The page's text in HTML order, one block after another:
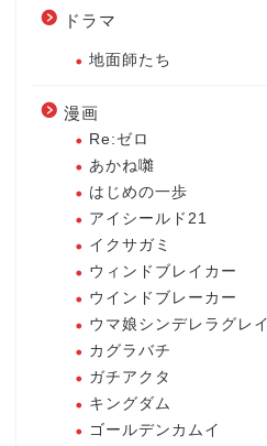
ドラマ
地面師たち
漫画
Re:ゼロ
あかね囃
はじめの一歩
アイシールド21
イクサガミ
ウィンドブレイカー
ウインドブレーカー
ウマ娘シンデレラグレイ
カグラバチ
ガチアクタ
キングダム
ゴールデンカムイ